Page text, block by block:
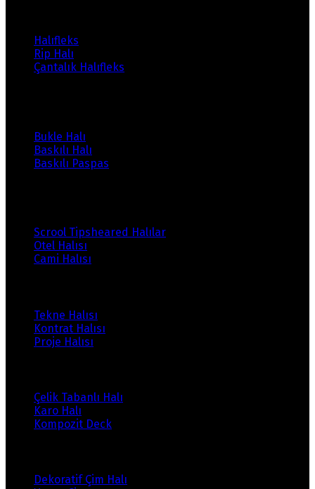
Halıfleks
Rip Halı
Çantalık Halıfleks
Bukle Halı
Baskılı Halı
Baskılı Paspas
Scrool Tipsheared Halılar
Otel Halısı
Cami Halısı
Tekne Halısı
Kontrat Halısı
Proje Halısı
Çelik Tabanlı Halı
Karo Halı
Kompozit Deck
Dekoratif Çim Halı